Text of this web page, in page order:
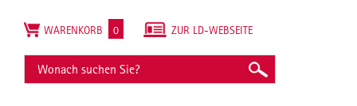
ZUR LD-WEBSEITE
WARENKORB 0